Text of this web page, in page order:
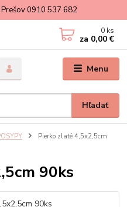
0910 537 682
Menu
Hľadať
0 ks
za 0,00 €
Pierko zlaté 4,5x2,5cm
90ks